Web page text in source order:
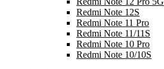
Redmi Note 12S
Redmi Note 11 Pro
Redmi Note 11/11S
Redmi Note 10 Pro
Redmi Note 10/10S